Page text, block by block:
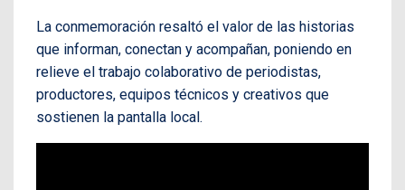
La conmemoración resaltó el valor de las historias
que informan, conectan y acompañan, poniendo en
relieve el trabajo colaborativo de periodistas,
productores, equipos técnicos y creativos que
sostienen la pantalla local.